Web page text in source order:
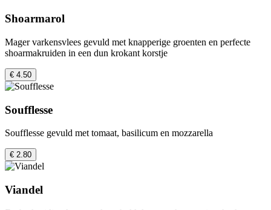
Shoarmarol
Mager varkensvlees gevuld met knapperige groenten en perfecte
shoarmakruiden in een dun krokant korstje
€ 4.50
Soufflesse
Soufflesse gevuld met tomaat, basilicum en mozzarella
€ 2.80
Viandel